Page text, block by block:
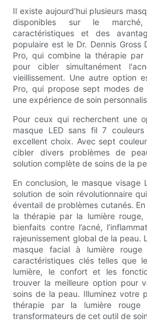
Il existe aujourd’hui plusieurs
disponibles sur le
caractéristiques et des
populaire est le Dr. Dennis Gross
Pro, qui combine la thérapie
pour cibler simultanément
vieillissement. Une autre option
Pro, qui propose sept modes
une expérience de soin
Pour ceux qui recherchent une
masque LED sans fil 7
excellent choix. Avec sept
cibler divers problèmes de
solution complète de soins de la
En conclusion, le masque visage
solution de soin révolutionnaire
éventail de problèmes cutanés.
la thérapie par la lumière
bienfaits contre l’acné,
rajeunissement global de la peau.
masque facial à lumière
caractéristiques clés telles que
lumière, le confort et les
trouver la meilleure option pour
soins de la peau. Illuminez votre
thérapie par la lumière
transformateurs de cet outil de